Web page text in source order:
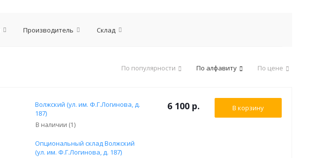
Производитель Склад
По популярности По алфавиту По цене
Волжский (ул. им. Ф.Г.Логинова, д.
187)
В наличии (1)
Опциональный склад Волжский
(ул. им. Ф.Г.Логинова, д. 187)
6 100 р. В корзину